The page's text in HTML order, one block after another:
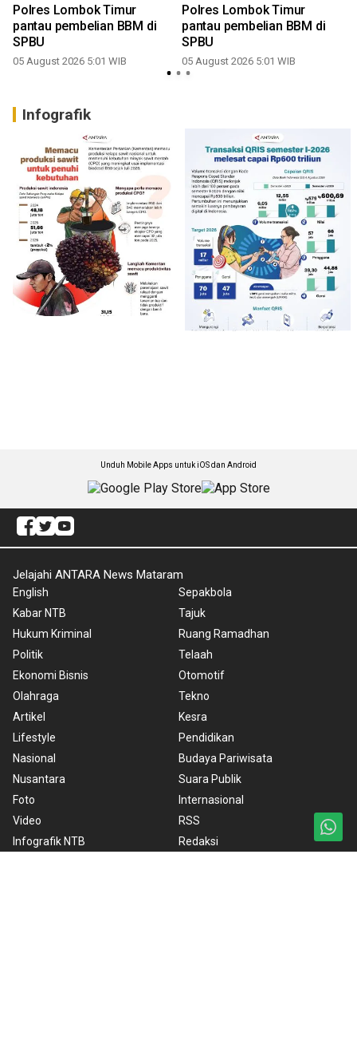
Polres Lombok Timur
pantau pembelian BBM di
SPBU
05 August 2026 5:01 WIB
Polres Lombok Timur
pantau pembelian BBM di
SPBU
05 August 2026 5:01 WIB
Infografik
Unduh Mobile Apps untuk iOS dan Android
Jelajahi ANTARA News Mataram
English
Kabar NTB
Hukum Kriminal
Politik
Ekonomi Bisnis
Olahraga
Artikel
Lifestyle
Nasional
Nusantara
Foto
Video
Infografik NTB
Sepakbola
Tajuk
Ruang Ramadhan
Telaah
Otomotif
Tekno
Kesra
Pendidikan
Budaya Pariwisata
Suara Publik
Internasional
RSS
Redaksi